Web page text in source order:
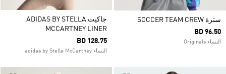
سترة SOCCER TEAM CREW
BD 96.50
النساء Originals
جاكيت ADIDAS BY STELLA
MCCARTNEY LINER
BD 128.75
النساء adidas by Stella McCartney